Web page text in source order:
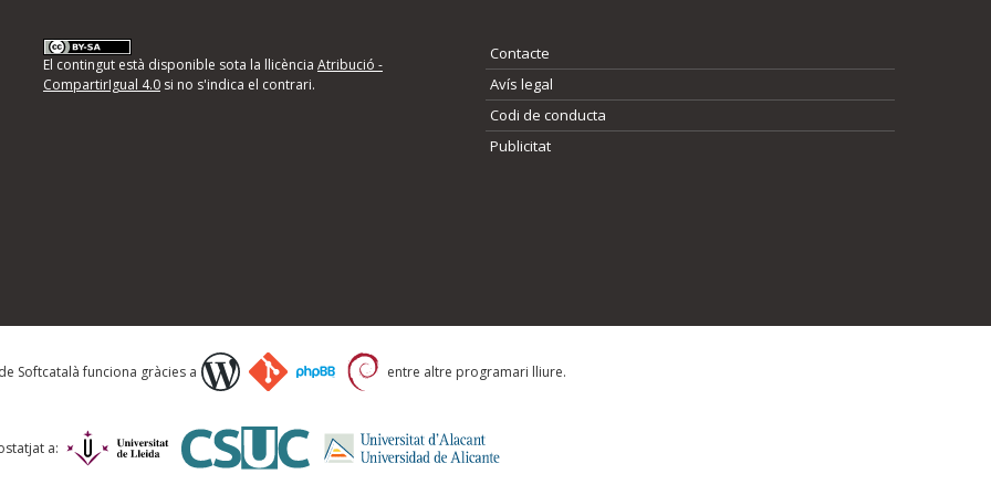
d'errors
següents i descriviu quina és la millora que
El contingut està disponible sota la llicència Atribució -
CompartirIgual 4.0si no s'indica el contrari.
Contacte
Avís legal
Codi de conducta
Publicitat
Softcatalà funciona gràcies a entre altre programari lliure.
a: